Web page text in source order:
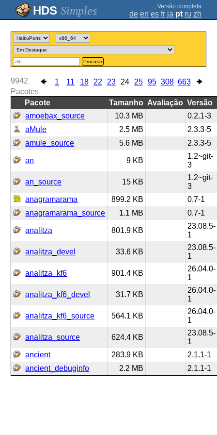
Simples ; Versão completa
de en es fr ja pt ru zh
Procurar
1 11 18 22 23 24 25 95 308 663
9942
Pacotes
Pacote
Tamanho Avaliação Versão
amoebax_source
10.3 MB
0.2.1-3
aMule
2.5 MB
2.3.3-5
amule_source
5.6 MB 2.3.3-5
an 9 KB
1.2~git-
3
an_source 15 KB
1.2~git-
3
anagramarama
899.2 KB
0.7-1
anagramarama_source
1.1 MB 0.7-1
analitza 801.9 KB
23.08.5-
1
analitza_devel 33.6 KB
23.08.5-
1
analitza_kf6 901.4 KB
26.04.0-
1
analitza_kf6_devel 31.7 KB
26.04.0-
1
analitza_kf6_source 564.1 KB
26.04.0-
1
analitza_source 624.4 KB
23.08.5-
1
ancient
283.9 KB
2.1.1-1
ancient_debuginfo
2.2 MB 2.1.1-1